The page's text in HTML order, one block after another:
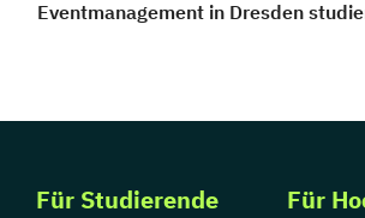
Eventmanagement in Dresden
Für Studierende Für